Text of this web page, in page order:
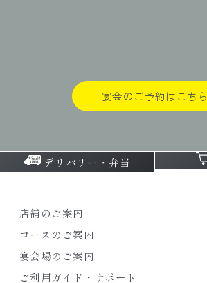
宴会のご予約はこちら
デリバリー・弁当
店舗のご案内
コースのご案内
宴会場のご案内
ご利用ガイド・サポート